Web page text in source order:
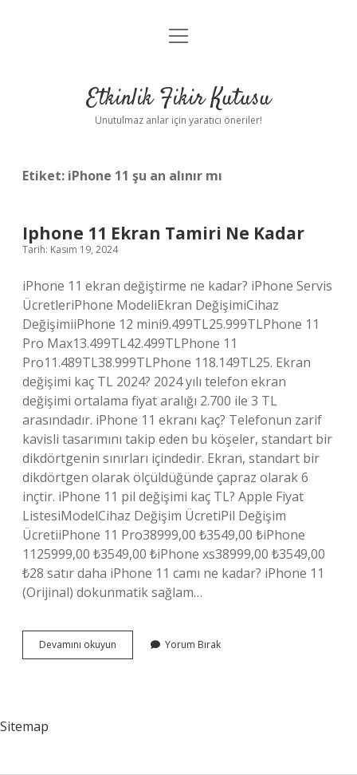
Anasayfa
Yasal Uyarı
menüyü
Etkinlik Fikir Kutusu
Unutulmaz anlar için yaratıcı öneriler!
Etiket: iPhone 11 şu an alınır mı
Iphone 11 Ekran Tamiri Ne Kadar
Tarih: Kasım 19, 2024
iPhone 11 ekran değiştirme ne kadar? iPhone Servis
ÜcretleriPhone ModeliEkran DeğişimiCihaz
DeğişimiiPhone 12 mini9.499TL25.999TLPhone 11
Pro Max13.499TL42.499TLPhone 11
Pro11.489TL38.999TLPhone 118.149TL25. Ekran
değişimi kaç TL 2024? 2024 yılı telefon ekran
değişimi ortalama fiyat aralığı 2.700 ile 3 TL
arasındadır. iPhone 11 ekranı kaç? Telefonun zarif
kavisli tasarımını takip eden bu köşeler, standart bir
dikdörtgenin sınırları içindedir. Ekran, standart bir
dikdörtgen olarak ölçüldüğünde çapraz olarak 6
inçtir. iPhone 11 pil değişimi kaç TL? Apple Fiyat
ListesiModelCihaz Değişim ÜcretiPil Değişim
ÜcretiiPhone 11 Pro38999,00 ₺3549,00 ₺iPhone
1125999,00 ₺3549,00 ₺iPhone xs38999,00 ₺3549,00
₺28 satır daha iPhone 11 camı ne kadar? iPhone 11
(Orijinal) dokunmatik sağlam…
Devamını okuyun
11
Yorum Bırak
Sitemap